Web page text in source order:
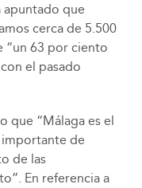
apuntado que
cerca de 5.500
“un 63 por ciento
el pasado
que “Málaga es el
de
de las
En referencia a